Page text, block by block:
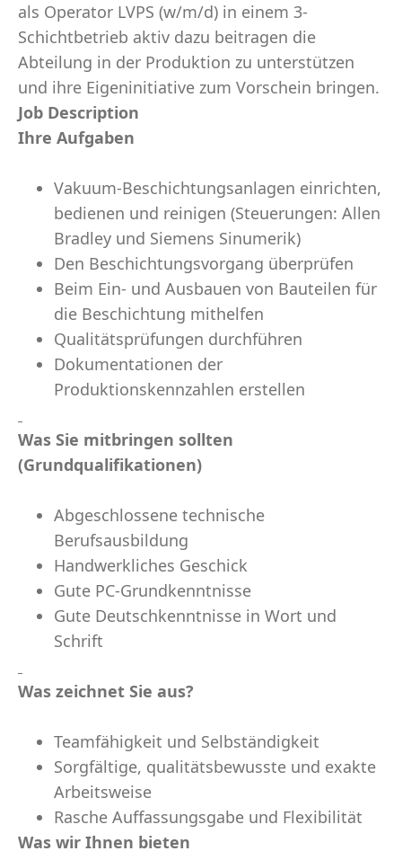
als Operator LVPS (w/m/d) in einem 3-
Schichtbetrieb aktiv dazu beitragen die
Abteilung in der Produktion zu unterstützen
und ihre Eigeninitiative zum Vorschein bringen.
Job Description
Ihre Aufgaben
Vakuum-Beschichtungsanlagen einrichten,
bedienen und reinigen (Steuerungen: Allen
Bradley und Siemens Sinumerik)
Den Beschichtungsvorgang überprüfen
Beim Ein- und Ausbauen von Bauteilen für
die Beschichtung mithelfen
Qualitätsprüfungen durchführen
Dokumentationen der
Produktionskennzahlen erstellen
Was Sie mitbringen sollten
(Grundqualifikationen)
Abgeschlossene technische
Berufsausbildung
Handwerkliches Geschick
Gute PC-Grundkenntnisse
Gute Deutschkenntnisse in Wort und
Schrift
Was zeichnet Sie aus?
Teamfähigkeit und Selbständigkeit
Sorgfältige, qualitätsbewusste und exakte
Arbeitsweise
Rasche Auffassungsgabe und Flexibilität
Was wir Ihnen bieten